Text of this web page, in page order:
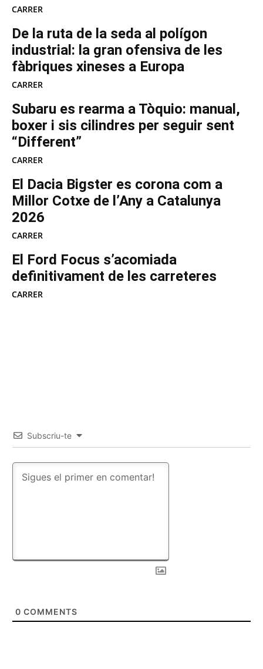
CARRER
De la ruta de la seda al polígon
industrial: la gran ofensiva de les
fàbriques xineses a Europa
CARRER
Subaru es rearma a Tòquio: manual,
boxer i sis cilindres per seguir sent
“Different”
CARRER
El Dacia Bigster es corona com a
Millor Cotxe de l’Any a Catalunya
2026
CARRER
El Ford Focus s’acomiada
definitivament de les carreteres
CARRER
Subscriu-te
0 COMMENTS